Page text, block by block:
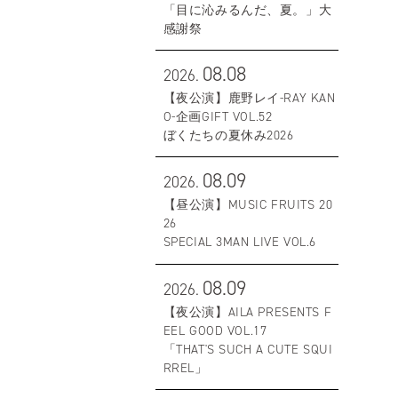
「目に沁みるんだ、夏。」大
感謝祭
2026. 08.08
【夜公演】鹿野レイ-RAY KAN
O-企画GIFT VOL.52
ぼくたちの夏休み2026
2026. 08.09
【昼公演】MUSIC FRUITS 20
26
SPECIAL 3MAN LIVE VOL.6
2026. 08.09
【夜公演】AILA PRESENTS F
EEL GOOD VOL.17
「THAT'S SUCH A CUTE SQUI
RREL」